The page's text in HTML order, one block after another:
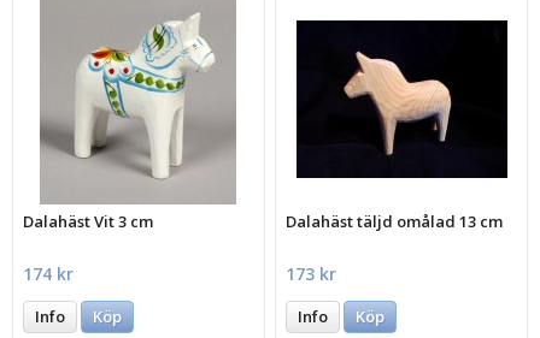
Dalahäst Vit 3 cm
174 kr
Info Köp
Dalahäst täljd omålad 13 cm
173 kr
Info Köp